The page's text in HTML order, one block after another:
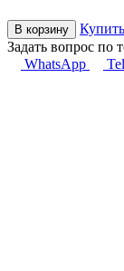
В корзину
Задать вопрос по
WhatsApp